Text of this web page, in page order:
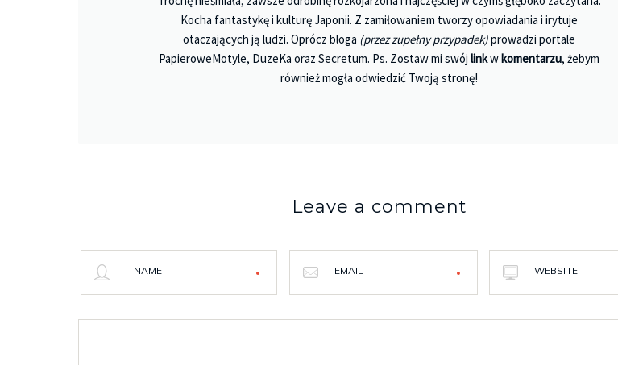
Kocha fantastykę i kulturę Japonii. Z zamiłowaniem tworzy opowiadania i irytuje
otaczających ją ludzi. Oprócz bloga (przez zupełny przypadek)prowadzi portale
PapieroweMotyle, DuzeKa oraz Secretum. Ps. Zostaw mi swójlinkw komentarzu, żebym
również mogła odwiedzić Twoją stronę!
Leave a comment
NAME EMAIL WEBSITE